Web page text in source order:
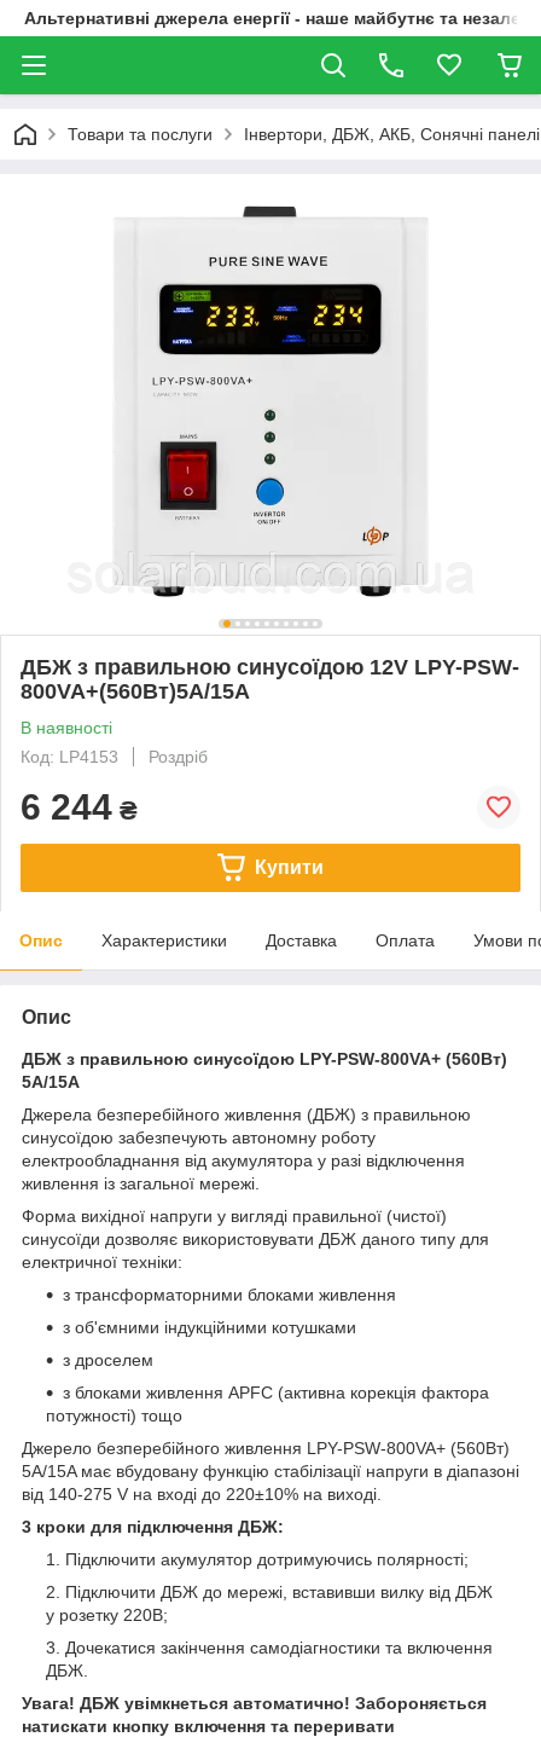
Альтернативні джерела енергії - наше майбутнє та
Товари та послуги Інвертори, ДБЖ, АКБ, Сонячні
ДБЖ з правильною синусоїдою 12V LPY-PSW-
800VA+(560Вт)5A/15A
В наявності
Код: LP4153
Роздріб
6 244 ₴
Купити
Опис Характеристики Доставка Оплата Умови
Опис
ДБЖ з правильною синусоїдою LPY-PSW-800VA+ (560Вт)
5A/15A
Джерела безперебійного живлення (ДБЖ) з правильною
синусоїдою забезпечують автономну роботу
електрообладнання від акумулятора у разі відключення
живлення із загальної мережі.
Форма вихідної напруги у вигляді правильної (чистої)
синусоїди дозволяє використовувати ДБЖ даного типу для
електричної техніки:
з трансформаторними блоками живлення
з об'ємними індукційними котушками
з дроселем
з блоками живлення APFC (активна корекція фактора
потужності) тощо
Джерело безперебійного живлення LPY-PSW-800VA+ (560Вт)
5A/15A має вбудовану функцію стабілізації напруги в діапазоні
від 140-275 V на вході до 220±10% на виході.
3 кроки для підключення ДБЖ:
Підключити акумулятор дотримуючись полярності;
Підключити ДБЖ до мережі, вставивши вилку від ДБЖ
у розетку 220В;
Дочекатися закінчення самодіагностики та включення
ДБЖ.
Увага! ДБЖ увімкнеться автоматично! Забороняється
натискати кнопку включення та переривати